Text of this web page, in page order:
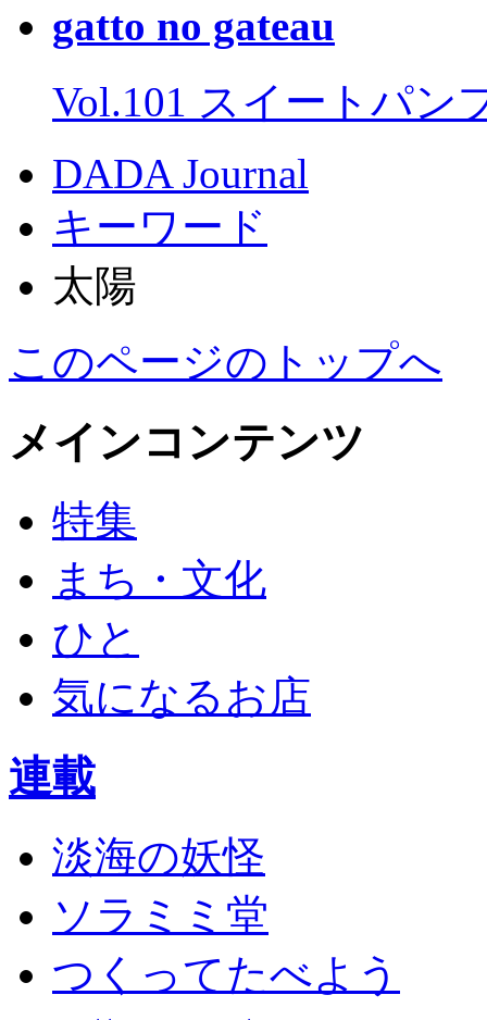
gatto no gateau
Vol.101 スイートパン
DADA Journal
キーワード
太陽
このページのトップへ
メインコンテンツ
特集
まち・文化
ひと
気になるお店
連載
淡海の妖怪
ソラミミ堂
つくってたべよう